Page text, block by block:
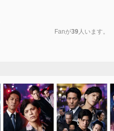
Fanが39人います。